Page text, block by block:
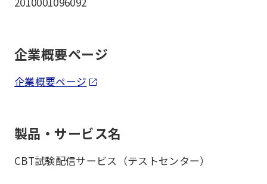
企業概要ページ
企業概要ページ
製品・サービス名
CBT試験配信サービス（テストセンター）